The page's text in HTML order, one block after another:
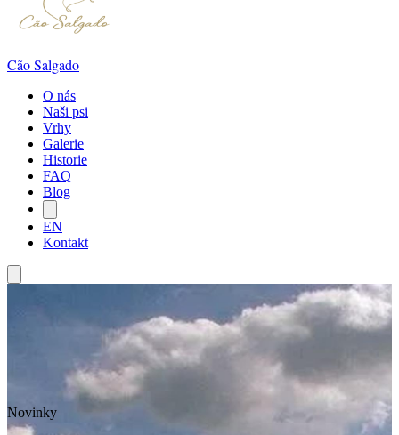
Cão Salgado
O nás
Naši psi
Vrhy
Galerie
Historie
FAQ
Blog
EN
Kontakt
Novinky